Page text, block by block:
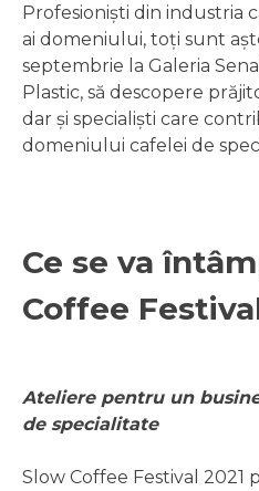
Profesioniști din industria
ai domeniului, toți sunt
septembrie la Galeria
Plastic, să descopere
dar și specialiști care
domeniului cafelei de
Ce se va
Coffee
Ateliere pentru un
de specialitate
Slow Coffee Festival 2021